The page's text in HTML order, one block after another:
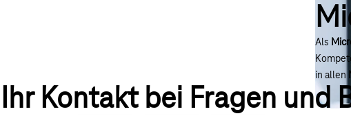
Als
in allen
Ihr Kontakt bei Fragen und